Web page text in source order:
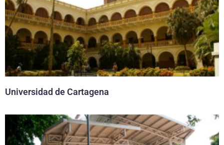
Universidad de Cartagena